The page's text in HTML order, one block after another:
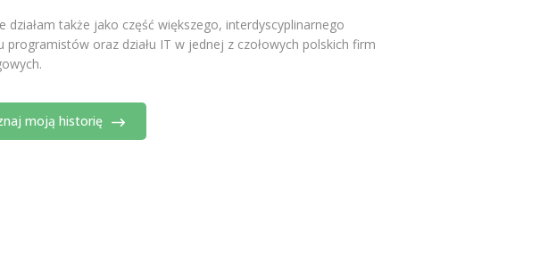
działam także jako część większego, interdyscyplinarnego
programistów oraz działu IT w jednej z czołowych polskich firm
moją historię